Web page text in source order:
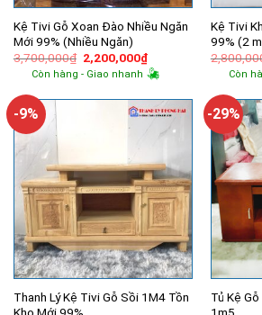
Kệ Tivi Gỗ Xoan Đào Nhiều Ngăn
Mới 99% (Nhiều Ngăn)
3,700,000₫ Giá
gốc
là:
2,200,000₫Giá
hiện
tại
2,200,000₫.
Còn hàng - Giao nhanh
Kệ Tivi
99% (2
Còn
-9%
Thanh Lý Kệ Tivi Gỗ Sồi 1M4 Tồn
Kho Mới 99%
-29%
Tủ Kệ
1m5